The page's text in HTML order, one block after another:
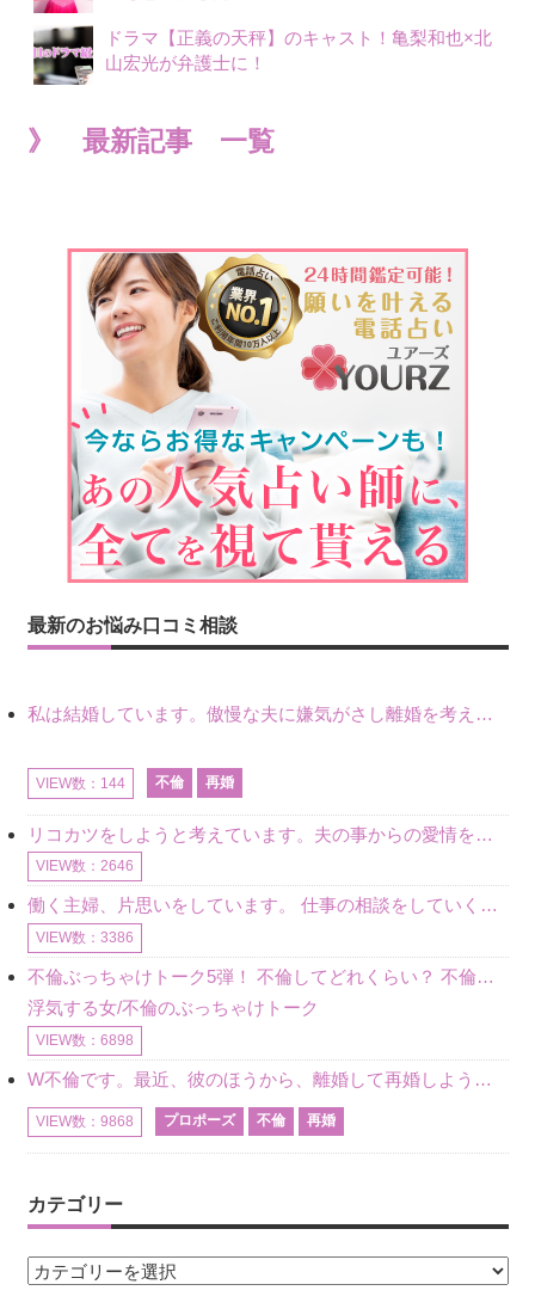
ドラマ【正義の天秤】のキャスト！亀梨和也×北
山宏光が弁護士に！
》 最新記事 一覧
最新のお悩み口コミ相談
私は結婚しています。傲慢な夫に嫌気がさし離婚を考えていたときに、彼と出会いました。彼には恋人がいましたが、話をするうちに、夫とのことを相談するようにな
VIEW数：144 不倫 再婚
リコカツをしようと考えています。夫の事からの愛情を全く感じません。子供がいるので、子供が成長するまではと我慢しています。 まず、お金が必要だと考え、仕事の量も増やしました。ところが、夫は働かず、結局は
VIEW数：2646
働く主婦、片思いをしています。 仕事の相談をしていくうちに、彼のことを好きになりました。私には夫も子供もいます。不倫をしているわけでもなく、もちろん、この気持ちは誰にも話していません。 ラインをする関
VIEW数：3386
不倫ぶっちゃけトーク5弾！ 不倫してどれくらい？ 不倫のあれこれを、なんでもどうぞ♪♪
浮気する女/不倫のぶっちゃけトーク
VIEW数：6898
W不倫です。最近、彼のほうから、離婚して再婚しよう、と言ってきました。ハッキリいうと、そこまでは考えていませんでした。彼を好きな気持ちはあるし、彼なしの生活は考えられません。だけど、離婚して再婚すると
VIEW数：9868 プロポーズ 不倫 再婚
カテゴリー
カ